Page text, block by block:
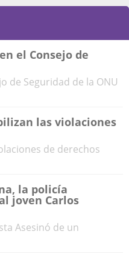
el Consejo de
de Seguridad de la ONU
las violaciones
de derechos
la policía
joven Carlos
Asesinó de un